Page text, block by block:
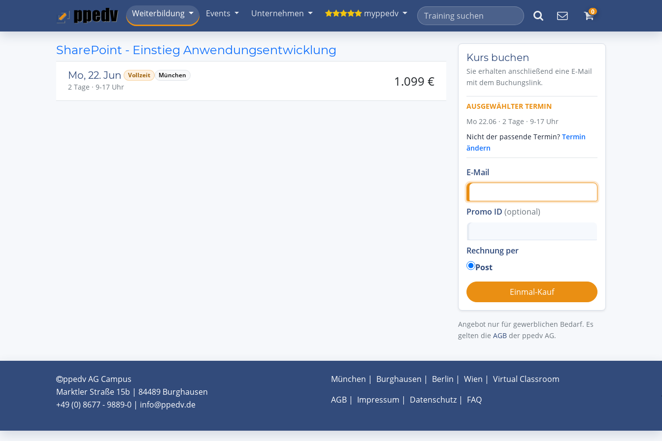
Weiterbildung Events Unternehmen myppedv 0
SharePoint - Einstieg Anwendungsentwicklung
Mo, 22. Jun Vollzeit München
2 Tage · 9-17 Uhr 1.099 €
Kurs buchen
Sie erhalten anschließend eine E-Mail
mit dem Buchungslink.
AUSGEWÄHLTER TERMIN
Mo 22.06 · 2 Tage · 9-17 Uhr
Nicht der passende Termin? Termin
ändern
E-Mail
Promo ID (optional)
Rechnung per
Post
Angebot nur für gewerblichen Bedarf. Es
gelten die AGB der ppedv AG.
ppedv AG Campus
Marktler Straße 15b | 84489 Burghausen
+49 (0) 8677 - 9889-0 | info@ppedv.de
München | Burghausen | Berlin | Wien | Virtual Classroom
AGB| Impressum | Datenschutz| FAQ